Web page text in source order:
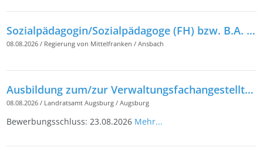
Sozialpädagogin/Sozialpädagoge (FH) bzw. B.A. in Sozialer Arbeit (m/w/d) für das Staatliche Gesundheitsamt am Landratsamt Fürth
08.08.2026 / Regierung von Mittelfranken /Ansbach
Ausbildung zum/zur Verwaltungsfachangestellten (m/w/d)
08.08.2026 / Landratsamt Augsburg /Augsburg
Bewerbungsschluss: 23.08.2026 Mehr...